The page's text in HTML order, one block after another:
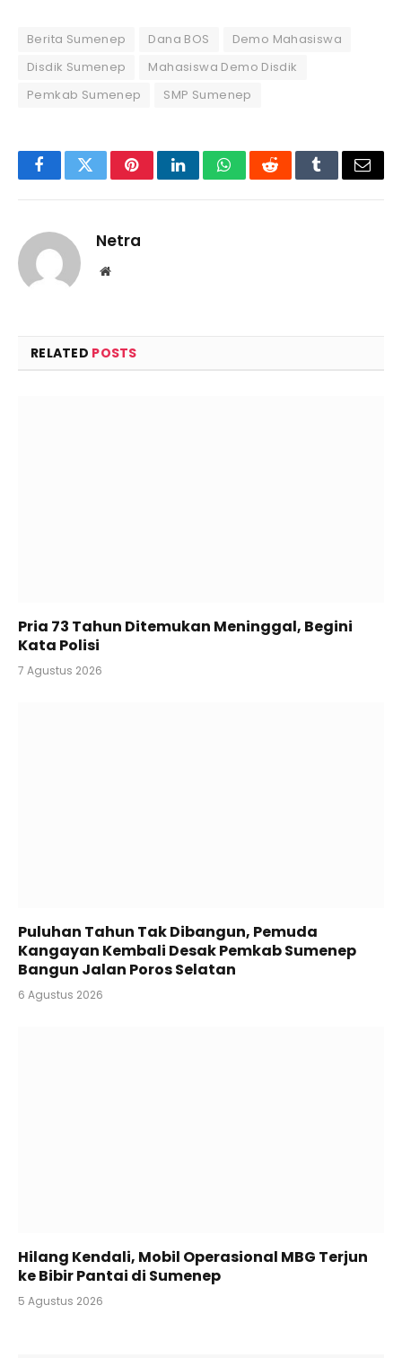
Berita Sumenep Dana BOS
Demo Mahasiswa
Disdik Sumenep
Mahasiswa Demo Disdik
Pemkab Sumenep
SMP Sumenep
FacebookTwitterPinterestLinkedInWhatsAppRedditTumblrEmail
Netra
Website
RELATED POSTS
Pria 73 Tahun Ditemukan Meninggal, Begini
Kata Polisi
7 Agustus 2026
Puluhan Tahun Tak Dibangun, Pemuda
Kangayan Kembali Desak Pemkab Sumenep
Bangun Jalan Poros Selatan
6 Agustus 2026
Hilang Kendali, Mobil Operasional MBG Terjun
ke Bibir Pantai di Sumenep
5 Agustus 2026